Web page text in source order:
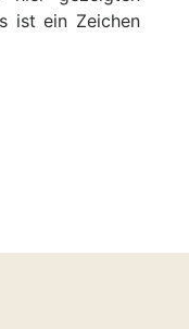
ist ein Zeichen